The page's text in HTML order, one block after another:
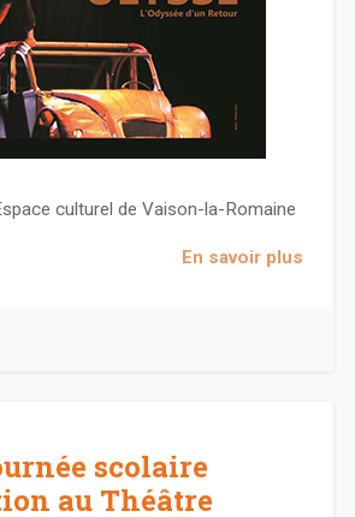
culturel de Vaison-la-Romaine
En savoir plus
scolaire
au Théâtre